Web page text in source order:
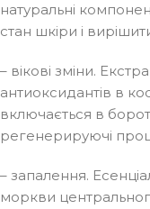
натуральні
стан шкіри і
– вікові зміни.
антиоксидантів в
включається в
регенерируючі
– запалення.
моркви